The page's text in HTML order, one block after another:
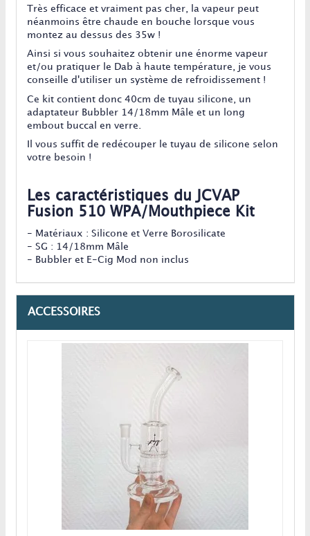
Très efficace et vraiment pas cher, la vapeur peut
néanmoins être chaude en bouche lorsque vous
montez au dessus des 35w !
Ainsi si vous souhaitez obtenir une énorme vapeur
et/ou pratiquer le Dab à haute température, je vous
conseille d'utiliser un système de refroidissement !
Ce kit contient donc 40cm de tuyau silicone, un
adaptateur Bubbler 14/18mm Mâle et un long
embout buccal en verre.
Il vous suffit de redécouper le tuyau de silicone selon
votre besoin !
Les caractéristiques du JCVAP
Fusion 510 WPA/Mouthpiece Kit
- Matériaux : Silicone et Verre Borosilicate
- SG : 14/18mm Mâle
- Bubbler et E-Cig Mod non inclus
ACCESSOIRES